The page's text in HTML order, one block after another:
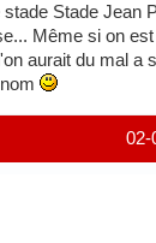
Stade Jean
Même si on
aurait du mal a
02-